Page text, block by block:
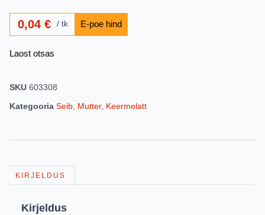
0,04€ tk
Laost otsas
SKU 603308
Kategooria Seib, Mutter, Keermelatt
KIRJELDUS
Kirjeldus